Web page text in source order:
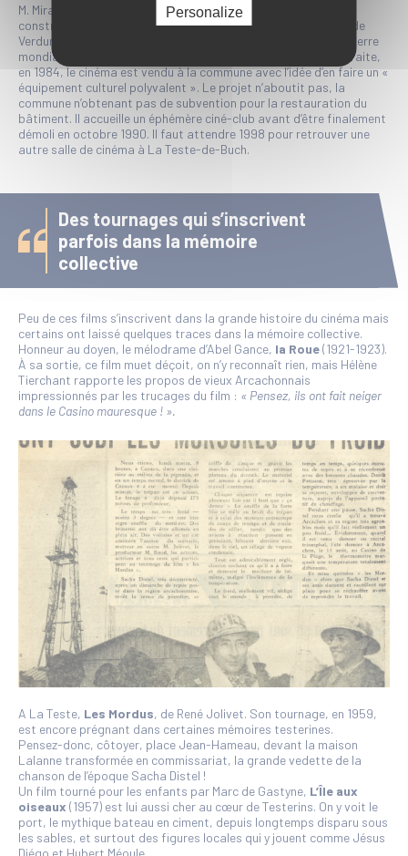
M. Mirasson, au terme de son bail au cinéma Le Franklin,fait
construire par l’architecte Henri Pfihl son propre cinéma, rue de
Verdun (actuelle rue Pierre-Dignac) au début de la Seconde Guerre
mondiale,
. Il y ajoute un dancing. A son départ à la retraite,
en 1984, le cinéma est vendu à la commune avec l’idée d’en faire un «
équipement culturel polyvalent ». Le projet n’aboutit pas, la
commune n’obtenant pas de subvention pour la restauration du
bâtiment. Il accueille un éphémère ciné-club avant d’être finalement
démoli en octobre 1990. Il faut attendre 1998 pour retrouver une
autre salle de cinéma à La Teste-de-Buch.
Des tournages qui s’inscrivent
parfois dans la mémoire
collective
Peu de ces films s’inscrivent dans la grande histoire du cinéma mais
certains ont laissé quelques traces dans la mémoire collective.
Honneur au doyen, le mélodrame d’Abel Gance, la Roue(1921-1923).
À sa sortie, ce film muet déçoit, on n’y reconnaît rien, mais Hélène
Tierchant rapporte les propos de vieux Arcachonnais
impressionnés par les trucages du film : « Pensez, ils ont fait neiger
dans le Casino mauresque ! ».
A La Teste, Les Mordus, de René Jolivet. Son tournage, en 1959,
est encore prégnant dans certaines mémoires testerines.
Pensez-donc, côtoyer, place Jean-Hameau, devant la maison
Lalanne transformée en commissariat, la grande vedette de la
chanson de l’époque Sacha Distel !
Un film tourné pour les enfants par Marc de Gastyne, L’Île aux
oiseaux (1957) est lui aussi cher au cœur de Testerins. On y voit le
port, le mythique bateau en ciment, depuis longtemps disparu sous
les sables, et surtout des figures locales qui y jouent comme Jésus
Diégo et Hubert Méoule.
Personalize